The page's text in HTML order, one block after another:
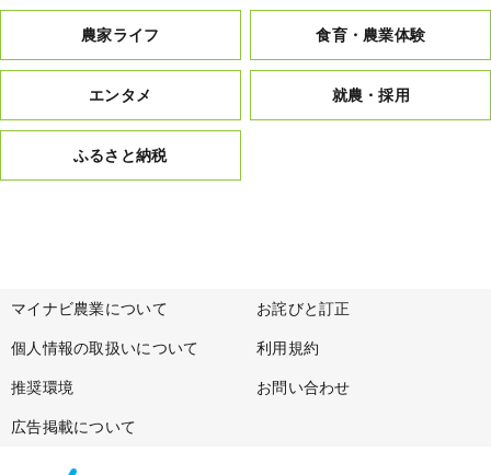
農家ライフ 食育・農業体験
エンタメ 就農・採用
ふるさと納税
マイナビ農業について お詫びと訂正
個人情報の取扱いについて 利用規約
推奨環境 お問い合わせ
広告掲載について